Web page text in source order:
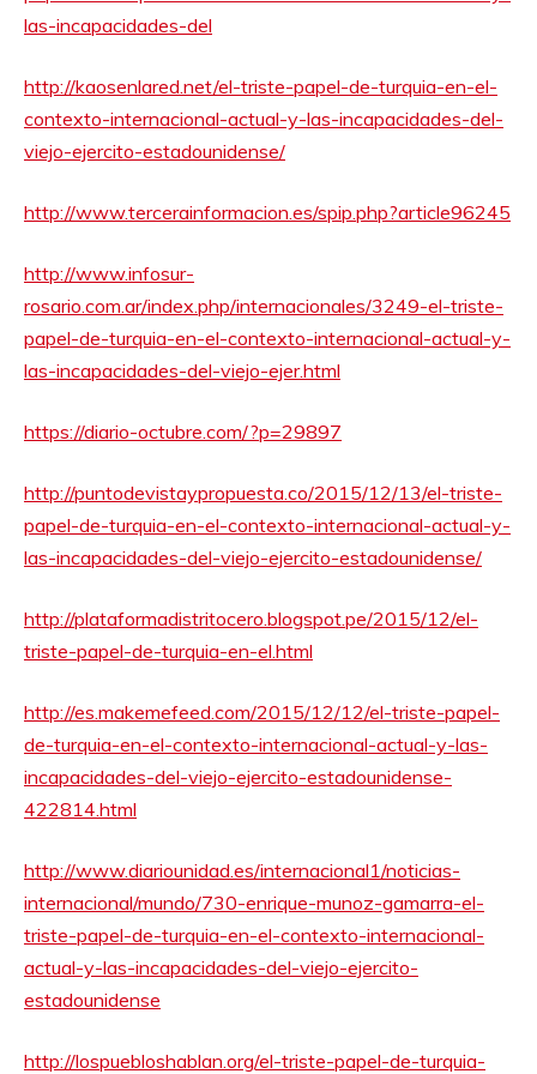
las-incapacidades-del
http://kaosenlared.net/el-triste-papel-de-turquia-en-el-
contexto-internacional-actual-y-las-incapacidades-del-
viejo-ejercito-estadounidense/
http://www.tercerainformacion.es/spip.php?article96245
http://www.infosur-
rosario.com.ar/index.php/internacionales/3249-el-triste-
papel-de-turquia-en-el-contexto-internacional-actual-y-
las-incapacidades-del-viejo-ejer.html
https://diario-octubre.com/?p=29897
http://puntodevistaypropuesta.co/2015/12/13/el-triste-
papel-de-turquia-en-el-contexto-internacional-actual-y-
las-incapacidades-del-viejo-ejercito-estadounidense/
http://plataformadistritocero.blogspot.pe/2015/12/el-
triste-papel-de-turquia-en-el.html
http://es.makemefeed.com/2015/12/12/el-triste-papel-
de-turquia-en-el-contexto-internacional-actual-y-las-
incapacidades-del-viejo-ejercito-estadounidense-
422814.html
http://www.diariounidad.es/internacional1/noticias-
internacional/mundo/730-enrique-munoz-gamarra-el-
triste-papel-de-turquia-en-el-contexto-internacional-
actual-y-las-incapacidades-del-viejo-ejercito-
estadounidense
http://lospuebloshablan.org/el-triste-papel-de-turquia-